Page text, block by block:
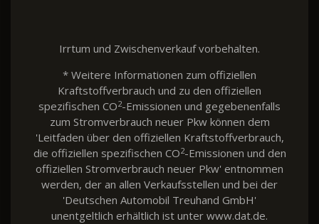
Irrtum und Zwischenverkauf vorbehalten.
* Weitere Informationen zum offiziellen
Kraftstoffverbrauch und zu den offiziellen
spezifischen CO2-Emissionen und gegebenenfalls
zum Stromverbrauch neuer Pkw können dem
'Leitfaden über den offiziellen Kraftstoffverbrauch,
die offiziellen spezifischen CO2-Emissionen und den
offiziellen Stromverbrauch neuer Pkw' entnommen
werden, der an allen Verkaufsstellen und bei der
'Deutschen Automobil Treuhand GmbH'
unentgeltlich erhältlich ist unter www.dat.de.